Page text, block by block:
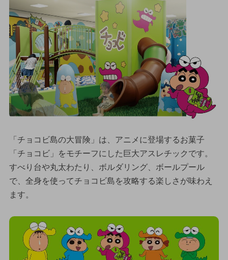
「チョコビ島の大冒険」は、アニメに登場するお菓子
「チョコビ」をモチーフにした巨大アスレチックです。
すべり台や丸太わたり、ボルダリング、ボールプール
で、全身を使ってチョコビ島を攻略する楽しさが味わえ
ます。